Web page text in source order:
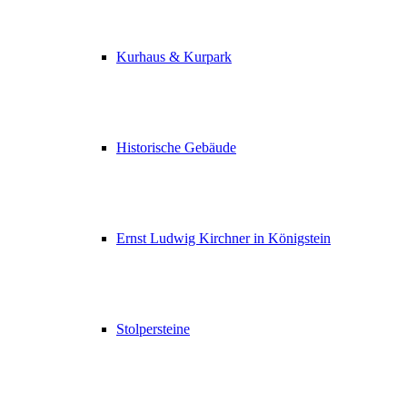
Kurhaus & Kurpark
Historische Gebäude
Ernst Ludwig Kirchner in Königstein
Stolpersteine